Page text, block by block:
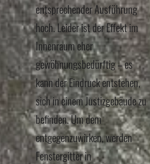
entsprechender Ausführung
hoch. Leider ist der Effekt im
Innenraum eher
gewöhnungsbedürftig – es
kann der Eindruck entstehen,
sich in einem Justizgebäude zu
befinden. Um dem
entgegenzuwirken, werden
Fenstergitter in